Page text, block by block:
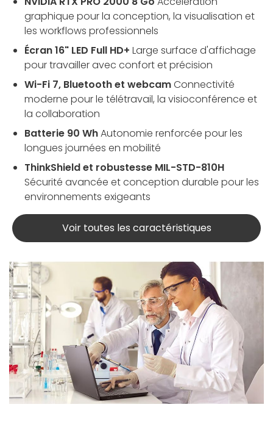
graphique pour la conception, la visualisation et
les workflows professionnels
Écran 16" LED Full HD+ Large surface d'affichage
pour travailler avec confort et précision
Wi-Fi 7, Bluetooth et webcamConnectivité
moderne pour le télétravail, la visioconférence et
la collaboration
Batterie 90 WhAutonomie renforcée pour les
longues journées en mobilité
ThinkShield et robustesse MIL-STD-810H
Sécurité avancée et conception durable pour les
environnements exigeants
Voir toutes les caractéristiques